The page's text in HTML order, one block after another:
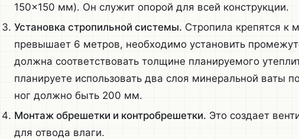
150×150 мм). Он служит опорой для всей конструкции.
Установка стропильной системы. Стропила крепятся к
превышает 6 метров, необходимо установить
должна соответствовать толщине планируемого
планируете использовать два слоя минеральной ваты
ног должно быть 200 мм.
Монтаж обрешетки и контробрешетки. Это создает
для отвода влаги.